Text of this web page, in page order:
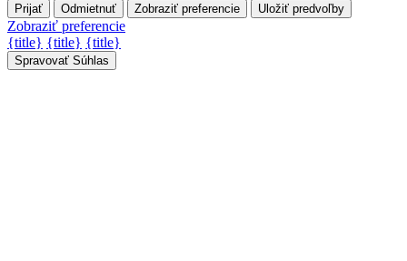
Prijať Odmietnuť Zobraziť preferencie Uložiť predvoľby
Zobraziť preferencie
{title} {title} {title}
Spravovať Súhlas